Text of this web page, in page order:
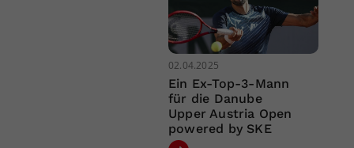
02.04.2025
Ein Ex-Top-3-Mann
für die Danube
Upper Austria Open
powered by SKE